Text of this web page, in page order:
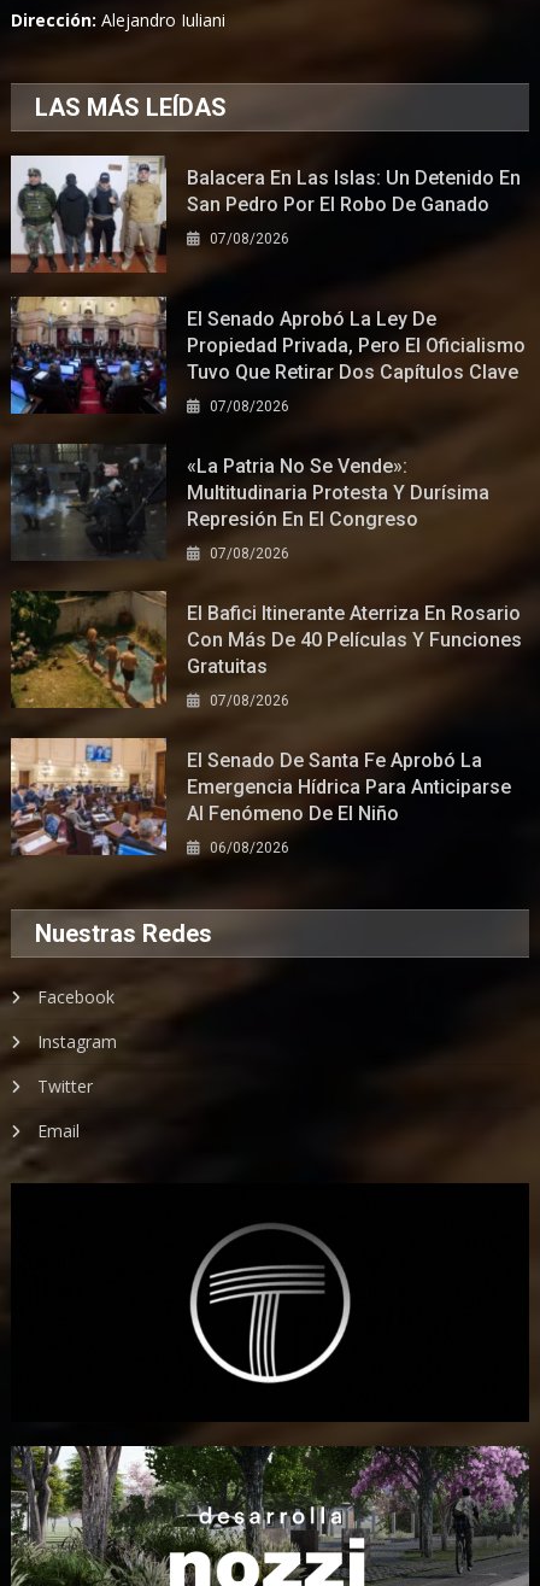
Dirección:Alejandro Iuliani
LAS MÁS LEÍDAS
Balacera En Las Islas: Un Detenido En
San Pedro Por El Robo De Ganado
07/08/2026
El Senado Aprobó La Ley De
Propiedad Privada, Pero El Oficialismo
Tuvo Que Retirar Dos Capítulos Clave
07/08/2026
«La Patria No Se Vende»:
Multitudinaria Protesta Y Durísima
Represión En El Congreso
07/08/2026
El Bafici Itinerante Aterriza En Rosario
Con Más De 40 Películas Y Funciones
Gratuitas
07/08/2026
El Senado De Santa Fe Aprobó La
Emergencia Hídrica Para Anticiparse
Al Fenómeno De El Niño
06/08/2026
Nuestras Redes
Facebook
Instagram
Twitter
Email